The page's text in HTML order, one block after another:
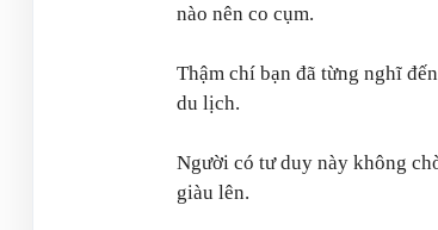
nào nên co cụm.
Thậm chí bạn đã từng nghĩ
du lịch.
Người có tư duy này không
giàu lên.